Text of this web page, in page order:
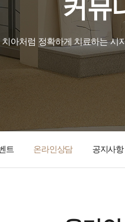
커뮤
치아처럼 정확하게 치료하는 시
트 온라인상담 공지사항